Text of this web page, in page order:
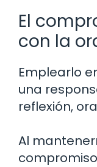
El
con la
Emplearlo
una
reflexión,
Al